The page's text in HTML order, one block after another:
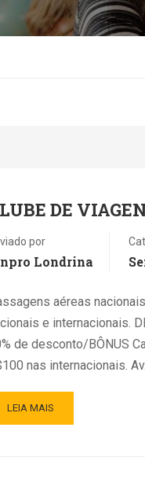
DE
por
Londrina
aéreas
e internacionais.
de desconto/BÔNUS
nas internacionais.
LEIA MAIS